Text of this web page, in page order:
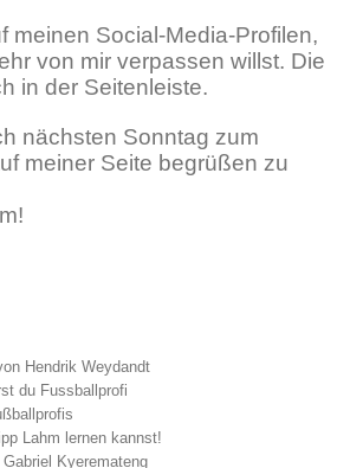
meinen Social-Media-Profilen,
von mir verpassen willst. Die
in der Seitenleiste.
nächsten Sonntag zum
meiner Seite begrüßen zu